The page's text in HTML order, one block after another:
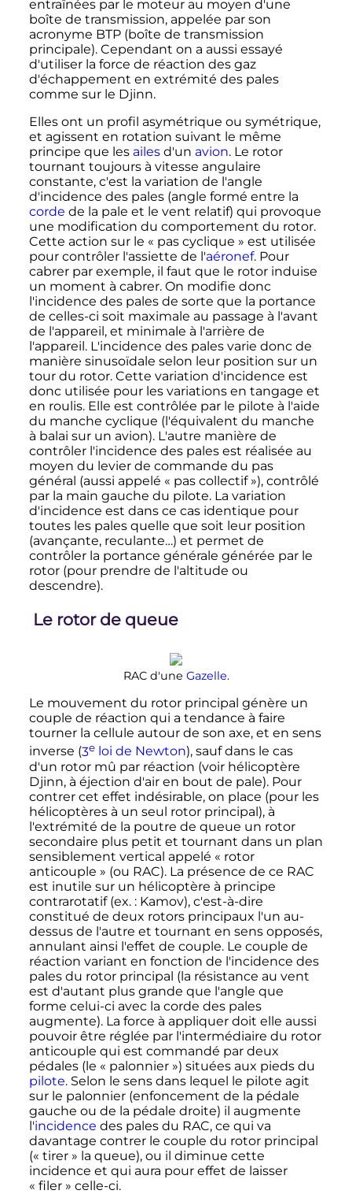
entraînées par le moteur au moyen d'une
boîte de transmission, appelée par son
acronyme BTP (boîte de transmission
principale). Cependant on a aussi essayé
d'utiliser la force de réaction des gaz
d'échappement en extrémité des pales
comme sur le Djinn.
Elles ont un profil asymétrique ou symétrique,
et agissent en rotation suivant le même
principe que les ailesd'un avion. Le rotor
tournant toujours à vitesse angulaire
constante, c'est la variation de l'angle
d'incidence des pales (angle formé entre la
corde de la pale et le vent relatif) qui provoque
une modification du comportement du rotor.
Cette action sur le « pas cyclique » est utilisée
pour contrôler l'assiette de l'aéronef. Pour
cabrer par exemple, il faut que le rotor induise
un moment à cabrer. On modifie donc
l'incidence des pales de sorte que la portance
de celles-ci soit maximale au passage à l'avant
de l'appareil, et minimale à l'arrière de
l'appareil. L'incidence des pales varie donc de
manière sinusoïdale selon leur position sur un
tour du rotor. Cette variation d'incidence est
donc utilisée pour les variations en tangage et
en roulis. Elle est contrôlée par le pilote à l'aide
du manche cyclique (l'équivalent du manche
à balai sur un avion). L'autre manière de
contrôler l'incidence des pales est réalisée au
moyen du levier de commande du pas
général (aussi appelé « pas collectif »), contrôlé
par la main gauche du pilote. La variation
d'incidence est dans ce cas identique pour
toutes les pales quelle que soit leur position
(avançante, reculante…) et permet de
contrôler la portance générale générée par le
rotor (pour prendre de l'altitude ou
descendre).
Le rotor de queue
RAC d'une Gazelle.
Le mouvement du rotor principal génère un
couple de réaction qui a tendance à faire
tourner la cellule autour de son axe, et en sens
inverse (3e loi de Newton), sauf dans le cas
d'un rotor mû par réaction (voir hélicoptère
Djinn, à éjection d'air en bout de pale). Pour
contrer cet effet indésirable, on place (pour les
hélicoptères à un seul rotor principal), à
l'extrémité de la poutre de queue un rotor
secondaire plus petit et tournant dans un plan
sensiblement vertical appelé « rotor
anticouple » (ou RAC). La présence de ce RAC
est inutile sur un hélicoptère à principe
contrarotatif (ex. :Kamov), c'est-à-dire
constitué de deux rotors principaux l'un au-
dessus de l'autre et tournant en sens opposés,
annulant ainsi l'effet de couple. Le couple de
réaction variant en fonction de l'incidence des
pales du rotor principal (la résistance au vent
est d'autant plus grande que l'angle que
forme celui-ci avec la corde des pales
augmente). La force à appliquer doit elle aussi
pouvoir être réglée par l'intermédiaire du rotor
anticouple qui est commandé par deux
pédales (le « palonnier ») situées aux pieds du
pilote. Selon le sens dans lequel le pilote agit
sur le palonnier (enfoncement de la pédale
gauche ou de la pédale droite) il augmente
l'incidence des pales du RAC, ce qui va
davantage contrer le couple du rotor principal
(« tirer » la queue), ou il diminue cette
incidence et qui aura pour effet de laisser
« filer » celle-ci.